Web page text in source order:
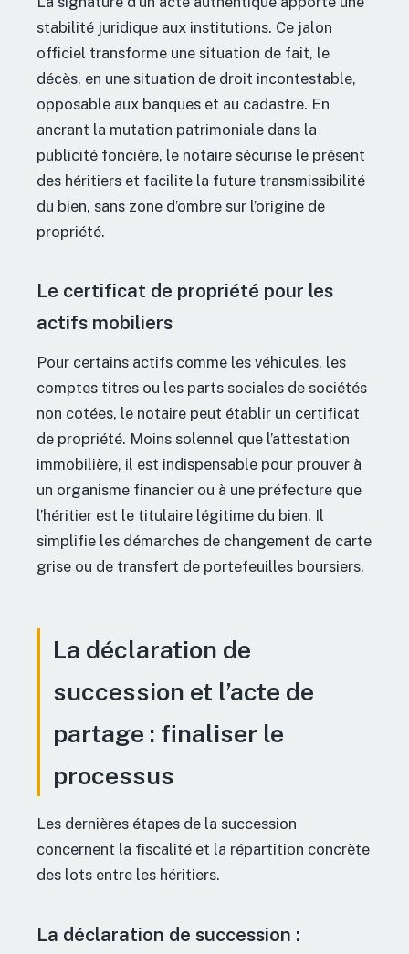
stabilité juridique aux institutions. Ce jalon
officiel transforme une situation de fait, le
décès, en une situation de droit incontestable,
opposable aux banques et au cadastre. En
ancrant la mutation patrimoniale dans la
publicité foncière, le notaire sécurise le présent
des héritiers et facilite la future transmissibilité
du bien, sans zone d’ombre sur l’origine de
propriété.
Le certificat de propriété pour les
actifs mobiliers
Pour certains actifs comme les véhicules, les
comptes titres ou les parts sociales de sociétés
non cotées, le notaire peut établir un certificat
de propriété. Moins solennel que l’attestation
immobilière, il est indispensable pour prouver à
un organisme financier ou à une préfecture que
l’héritier est le titulaire légitime du bien. Il
simplifie les démarches de changement de carte
grise ou de transfert de portefeuilles boursiers.
La déclaration de
succession et l’acte de
partage : finaliser le
processus
Les dernières étapes de la succession
concernent la fiscalité et la répartition concrète
des lots entre les héritiers.
La déclaration de succession :